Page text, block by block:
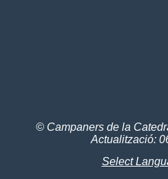
© Campaners de la
Actualització:
Select